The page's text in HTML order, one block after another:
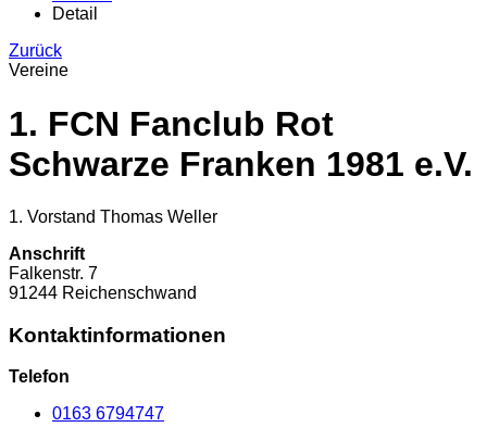
Detail
Zurück
Vereine
1. FCN Fanclub Rot
Schwarze Franken 1981 e.V.
1. Vorstand Thomas Weller
Anschrift
Falkenstr. 7
91244 Reichenschwand
Kontaktinformationen
Telefon
0163 6794747